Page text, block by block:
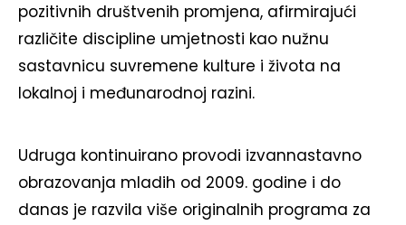
pozitivnih društvenih promjena, afirmirajući
različite discipline umjetnosti kao nužnu
sastavnicu suvremene kulture i života na
lokalnoj i međunarodnoj razini.
Udruga kontinuirano provodi izvannastavno
obrazovanja mladih od 2009. godine i do
danas je razvila više originalnih programa za